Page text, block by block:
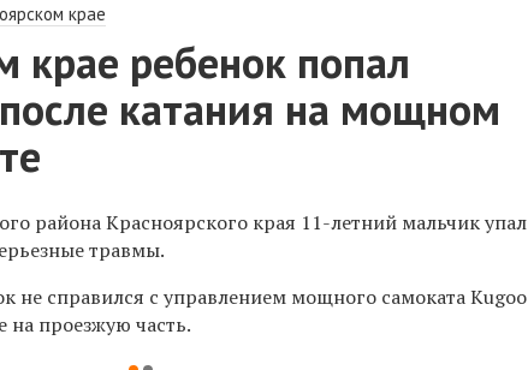
крае
крае ребенок попал
катания на мощном
района Красноярского края 11-летний мальчик упал
травмы.
не справился с управлением мощного самоката Kugoo
проезжую часть.